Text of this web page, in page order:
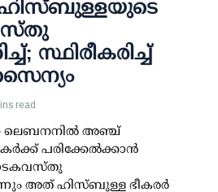
ഹിസ്ബുള്ളയുടെ
സ്ഥിരീകരിച്ച്
read
ലെബനനിൽ അഞ്ച്
പരിക്കേൽക്കാൻ
അത് ഹിസ്ബുള്ള ഭീകരർ